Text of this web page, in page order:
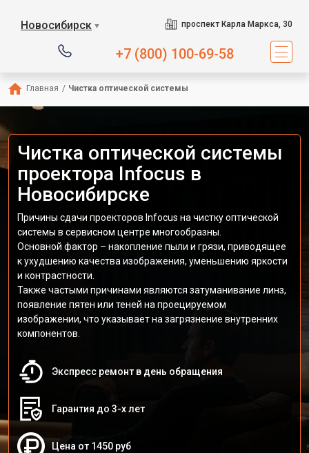
Новосибирск ▼ проспект Карла Маркса, 30
+7 (800) 100-69-58
Главная / Чистка оптической системы
Чистка оптической системы
проектора Infocus в
Новосибирске
Причины сдачи проекторов Infocus на чистку оптической
системы в сервисном центре многообразны.
Основной фактор – накопление пыли и грязи, приводящее
к ухудшению качества изображения, уменьшению яркости
и контрастности.
Также частыми причинами являются затуманивание линз,
появление пятен или теней на проецируемом
изображении, что указывает на загрязнение внутренних
компонентов.
Экспресс ремонт в день обращения
Гарантия до 3-х лет
Цена от 1450 руб